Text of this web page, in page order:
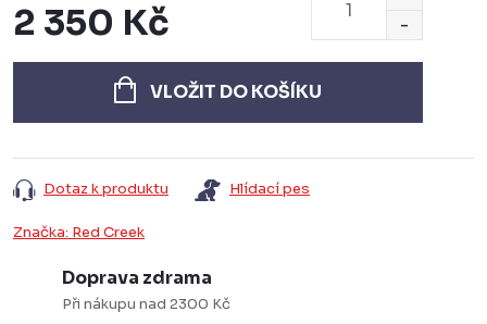
2 350 Kč
cena:
VLOŽIT DO KOŠÍKU
Dotaz k produktu Hlídací pes
Značka: Red Creek
Doprava zdrama
Při nákupu nad 2300 Kč